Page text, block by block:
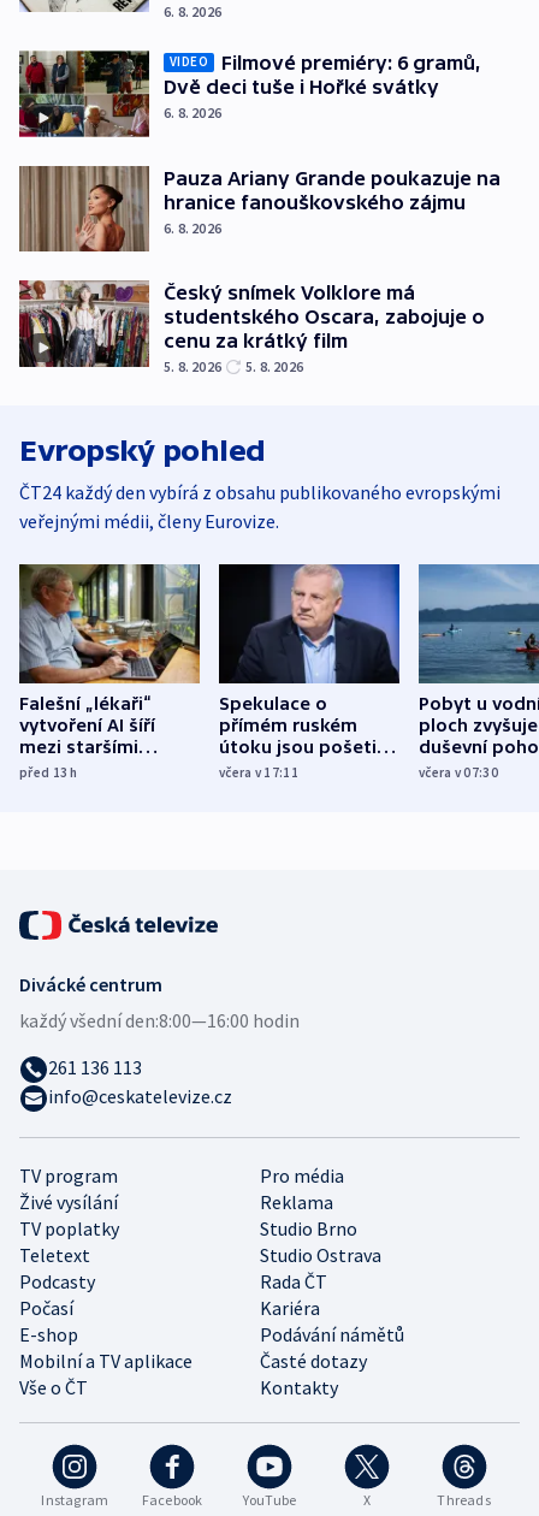
6. 8. 2026
VIDEO
Filmové premiéry: 6 gramů,
Dvě deci tuše i Hořké svátky
6. 8. 2026
Pauza Ariany Grande poukazuje na
hranice fanouškovského zájmu
6. 8. 2026
Český snímek Volklore má
studentského Oscara, zabojuje o
cenu za krátký film
5. 8. 2026 5. 8. 2026
Evropský pohled
ČT24 každý den vybírá z obsahu publikovaného evropskými
veřejnými médii, členy Eurovize.
Falešní „lékaři“
vytvoření AI šíří
mezi staršími
Poláky nebezpečné
před 13h
Spekulace o
přímém ruském
útoku jsou pošetilé,
míní estonský
včera v 17:11
Pobyt u
ploch zvyšuje
duševní
ukázala
včera v 07:30
Instagram Facebook YouTube X Threads
TV program
Pro média
Živé vysílání
Reklama
TV poplatky
Studio Brno
Teletext
Studio Ostrava
Podcasty
Rada ČT
Počasí
Kariéra
E-shop
Podávání námětů
Mobilní a TV aplikace
Časté dotazy
Vše o ČT
Kontakty
Divácké centrum
každý všední den:8:00—16:00 hodin
261 136 113
info@ceskatelevize.cz